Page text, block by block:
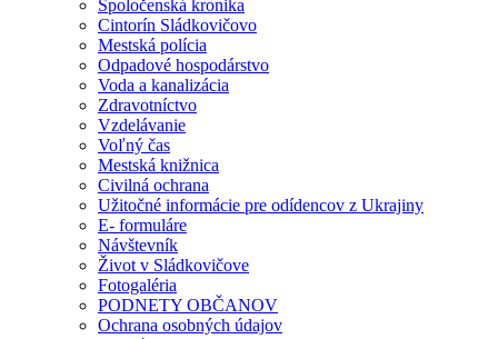
Spoločenská kronika
Cintorín Sládkovičovo
Mestská polícia
Odpadové hospodárstvo
Voda a kanalizácia
Zdravotníctvo
Vzdelávanie
Voľný čas
Mestská knižnica
Civilná ochrana
Užitočné informácie pre odídencov z Ukrajiny
E- formuláre
Návštevník
Život v Sládkovičove
Fotogaléria
PODNETY OBČANOV
Ochrana osobných údajov